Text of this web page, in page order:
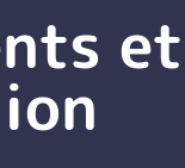
et